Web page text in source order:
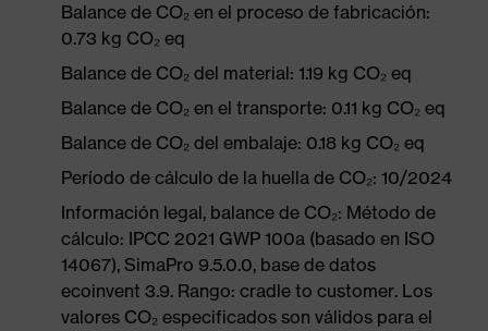
Balance de CO₂ en el proceso de fabricación:
0.73 kg CO₂ eq
Balance de CO₂ del material: 1.19 kg CO₂ eq
Balance de CO₂ en el transporte: 0.11 kg CO₂ eq
Balance de CO₂ del embalaje: 0.18 kg CO₂ eq
Período de cálculo de la huella de CO₂: 10/2024
Información legal, balance de CO₂: Método de
cálculo: IPCC 2021 GWP 100a (basado en ISO
14067), SimaPro 9.5.0.0, base de datos
ecoinvent 3.9. Rango: cradle to customer. Los
valores CO₂ especificados son válidos para el